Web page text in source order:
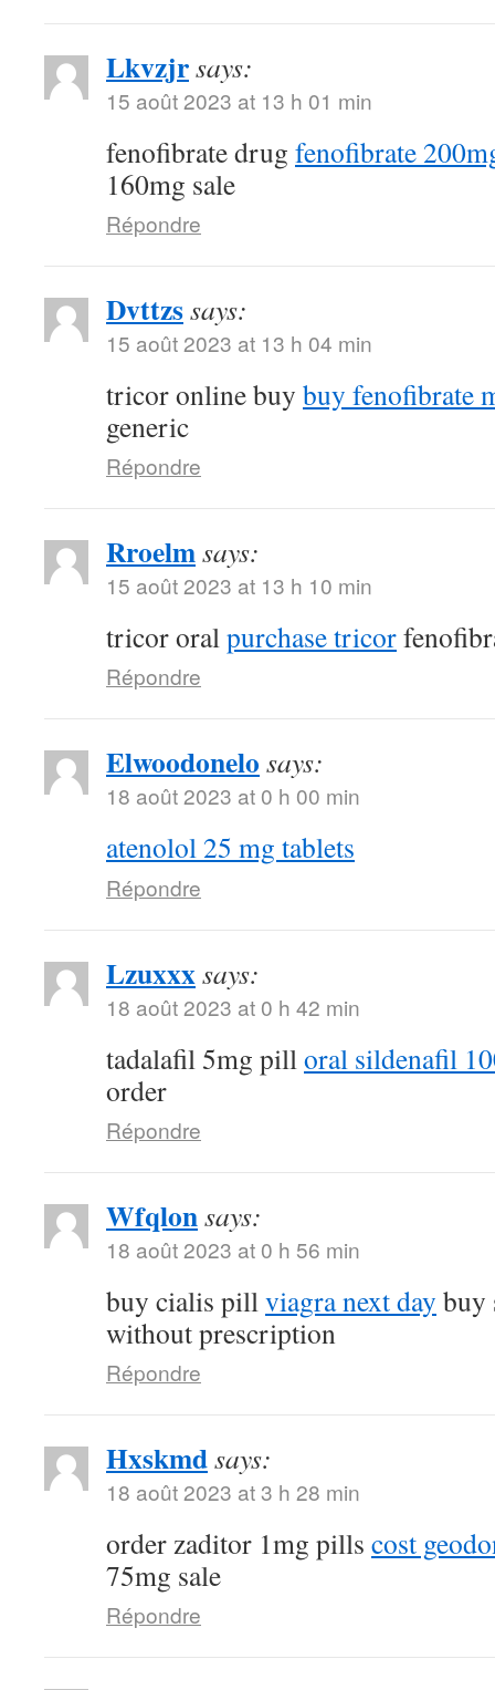
Lkvzjrsays:
15 août 2023 at 13 h 01 min
fenofibrate drug fenofibrate
160mg sale
Répondre
Dvttzssays:
15 août 2023 at 13 h 04 min
tricor online buy buy fenofibrate
generic
Répondre
Rroelmsays:
15 août 2023 at 13 h 10 min
tricor oralpurchase tricor
Répondre
Elwoodonelo says:
18 août 2023 at 0 h 00 min
atenolol 25 mg tablets
Répondre
Lzuxxxsays:
18 août 2023 at 0 h 42 min
tadalafil 5mg pilloral sildenafil
order
Répondre
Wfqlonsays:
18 août 2023 at 0 h 56 min
buy cialis pillviagra next day buy
without prescription
Répondre
Hxskmdsays:
18 août 2023 at 3 h 28 min
order zaditor 1mg pills cost
75mg sale
Répondre